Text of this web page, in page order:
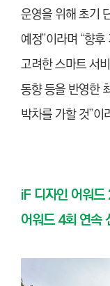
운영을 위해 초기
예정”이라며 “향
고려한 스마트 서
동향 등을 반영한
박차를 가할 것”이
iF 디자인 어워
어워드 4회 연속